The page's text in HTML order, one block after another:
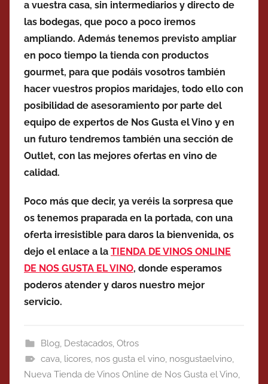
a vuestra casa, sin intermediarios y directo de
las bodegas, que poco a poco iremos
ampliando. Además tenemos previsto ampliar
en poco tiempo la tienda con productos
gourmet, para que podáis vosotros también
hacer vuestros propios maridajes, todo ello con
posibilidad de asesoramiento por parte del
equipo de expertos de Nos Gusta el Vino y en
un futuro tendremos también una sección de
Outlet, con las mejores ofertas en vino de
calidad.
Poco más que decir, ya veréis la sorpresa que
os tenemos praparada en la portada, con una
oferta irresistible para daros la bienvenida, os
dejo el enlace a la TIENDA DE VINOS ONLINE
DE NOS GUSTA EL VINO, donde esperamos
poderos atender y daros nuestro mejor
servicio.
Blog, Destacados, Otros
cava, licores, nos gusta el vino, nosgustaelvino,
Nueva Tienda de Vinos Online de Nos Gusta el Vino,